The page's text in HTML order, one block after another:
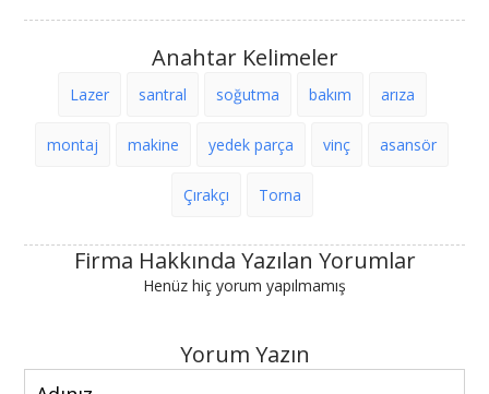
Anahtar Kelimeler
Lazer santral soğutma bakım arıza
montaj makine yedek parça vinç asansör
Çırakçı Torna
Firma Hakkında Yazılan Yorumlar
Henüz hiç yorum yapılmamış
Yorum Yazın